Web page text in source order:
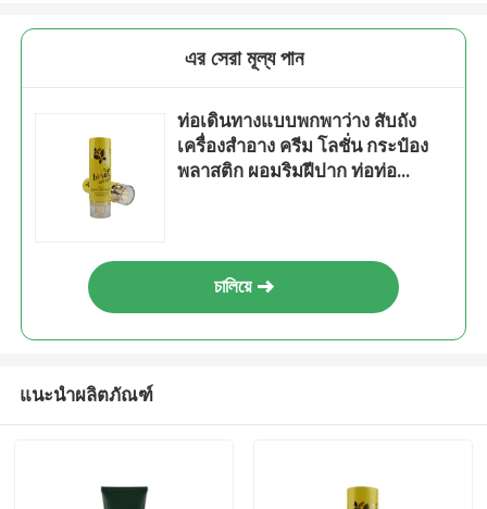
এর সেরা মূল্য পান
ท่อเดินทางแบบพกพาว่าง สับถัง
เครื่องสําอาง ครีม โลชั่น กระป๋อง
พลาสติก ผอมริมฝีปาก ท่อท่อ
চালিয়ে
แนะนำผลิตภัณฑ์